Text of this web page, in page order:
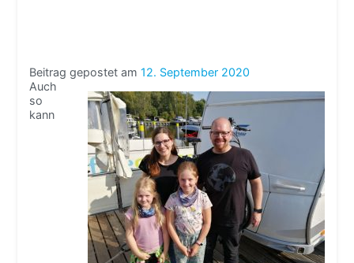
Beitrag gepostet am12. September 2020
Auch
so
kann